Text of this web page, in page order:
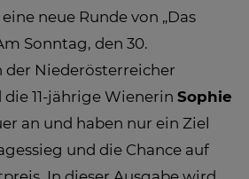
neue Runde von „Das
Sonntag, den 30.
der Niederösterreicher
die 11-jährige Wienerin Sophie
an und haben nur ein Ziel
und die Chance auf